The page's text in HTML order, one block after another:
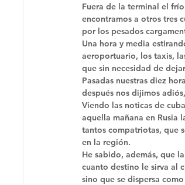
Fuera de la terminal el
encontramos a otros tres
por los pesados
Una hora y media
aeroportuario, los taxis,
que sin necesidad de
Pasadas nuestras diez
después nos dijimos
Viendo las noticas de
aquella mañana en
tantos compatriotas, que
en la región.
He sabido, además, que
cuanto destino le sirva al
sino que se dispersa